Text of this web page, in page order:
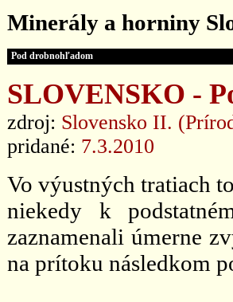
Minerály a horniny
Pod drobnohľadom
SLOVENSKO -
zdroj: Slovensko II.
pridané: 7.3.2010
Vo výustných tratiach
niekedy k
zaznamenali úmerne
na prítoku následkom